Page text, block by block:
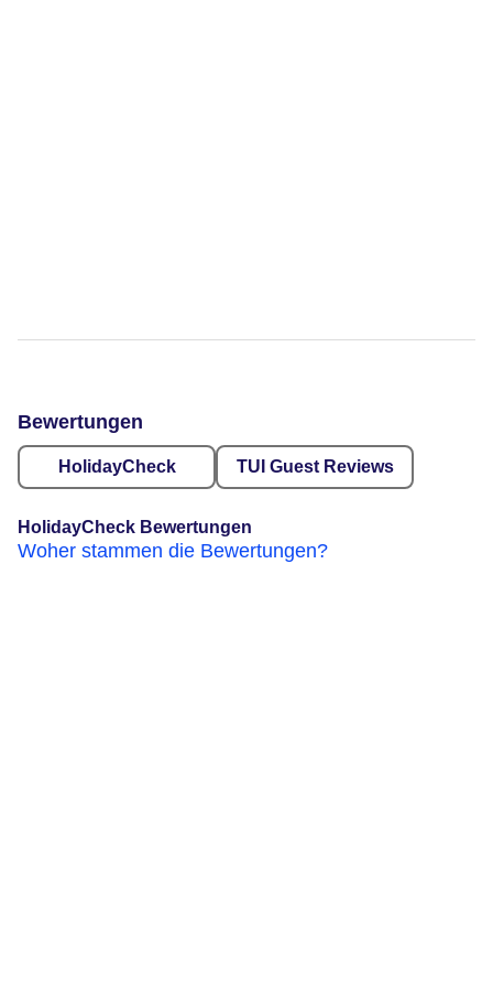
Bewertungen
HolidayCheck TUI Guest Reviews
HolidayCheck Bewertungen
Woher stammen die Bewertungen?